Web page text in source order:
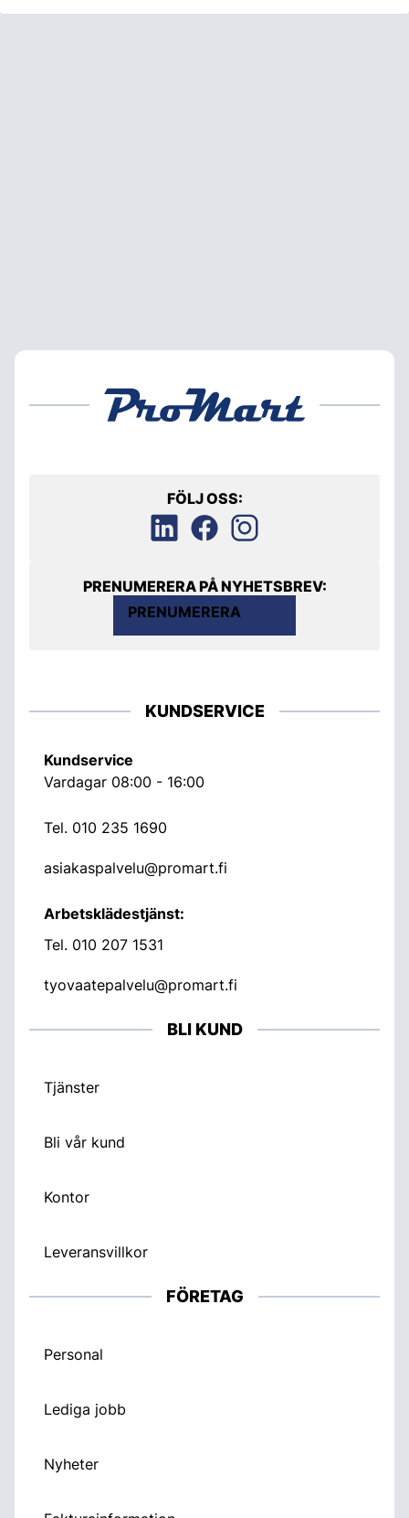
FÖLJ OSS:
PRENUMERERA PÅ NYHETSBREV:
PRENUMERERA
KUNDSERVICE
Kundservice
Vardagar 08:00 - 16:00
Tel. 010 235 1690
asiakaspalvelu@promart.fi
Arbetsklädestjänst:
Tel. 010 207 1531
tyovaatepalvelu@promart.fi
BLI KUND
Tjänster
Bli vår kund
Kontor
Leveransvillkor
FÖRETAG
Personal
Lediga jobb
Nyheter